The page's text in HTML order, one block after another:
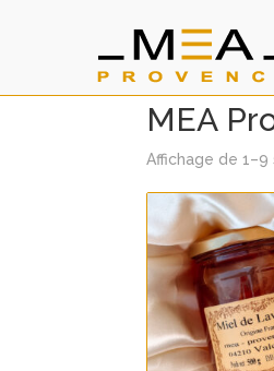
Accueil / MEA
MEA
Affichage de